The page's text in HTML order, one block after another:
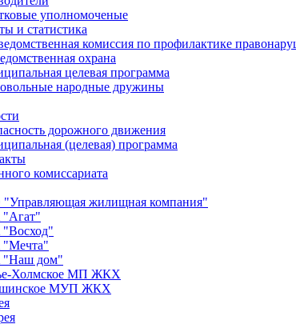
уполномоченые
и статистика
комиссия по профилактике
охрана
целевая программа
народные дружины
дорожного движения
(целевая) программа
комиссариата
жилищная компания"
дом"
Холмское МП ЖКХ
МУП ЖКХ